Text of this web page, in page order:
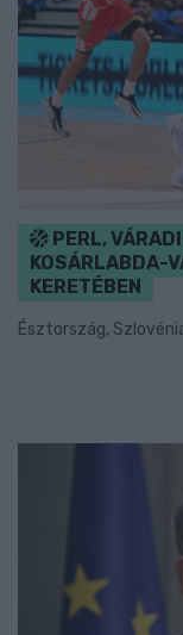
PERL,
KOSÁRLABDA-
KERETÉBEN
Észtország,